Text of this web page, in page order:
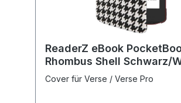
ReaderZ eBook
Rhombus Shell Schwarz/
Cover für Verse / Verse Pro